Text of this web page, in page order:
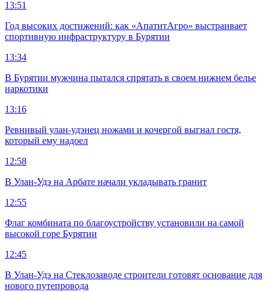
13:51
Год высоких достижений: как «АпатитАгро» выстраивает
спортивную инфраструктуру в Бурятии
13:34
В Бурятии мужчина пытался спрятать в своем нижнем белье
наркотики
13:16
Ревнивый улан-удэнец ножами и кочергой выгнал гостя,
который ему надоел
12:58
В Улан-Удэ на Арбате начали укладывать гранит
12:55
Флаг комбината по благоустройству установили на самой
высокой горе Бурятии
12:45
В Улан-Удэ на Стеклозаводе строители готовят основание для
нового путепровода